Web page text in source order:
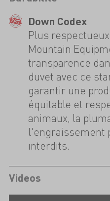
Down Codex
Plus
Mountain
transparence
duvet avec ce
garantir une
équitable et
animaux, la
l'engraissement
interdits.
Videos